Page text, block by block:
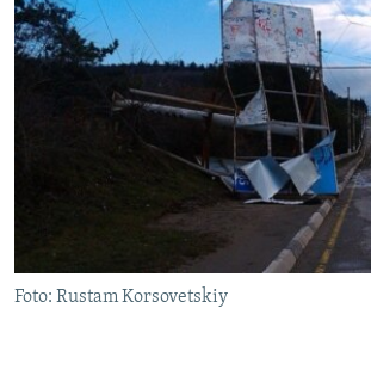
QOŞULIÑIZ!
RFE/RS bütün saytları
Foto: Rustam Korsovetskiy